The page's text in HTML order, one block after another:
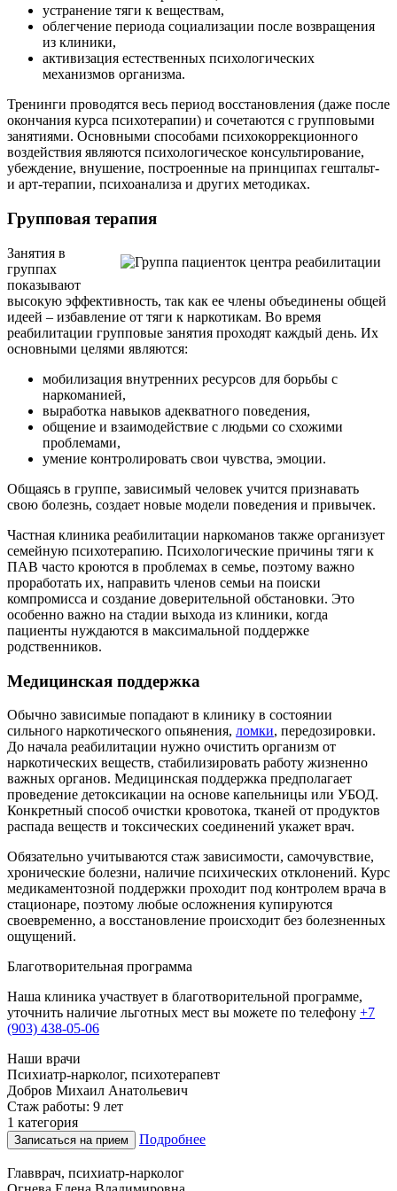
устранение тяги к веществам,
облегчение периода социализации после возвращения
из клиники,
активизация естественных психологических
механизмов организма.
Тренинги проводятся весь период восстановления (даже после
окончания курса психотерапии) и сочетаются с групповыми
занятиями. Основными способами психокоррекционного
воздействия являются психологическое консультирование,
убеждение, внушение, построенные на принципах гештальт-
и арт-терапии, психоанализа и других методиках.
Групповая терапия
Занятия в
группах
показывают
высокую эффективность, так как ее члены объединены общей
идеей – избавление от тяги к наркотикам. Во время
реабилитации групповые занятия проходят каждый день. Их
основными целями являются:
мобилизация внутренних ресурсов для борьбы с
наркоманией,
выработка навыков адекватного поведения,
общение и взаимодействие с людьми со схожими
проблемами,
умение контролировать свои чувства, эмоции.
Общаясь в группе, зависимый человек учится признавать
свою болезнь, создает новые модели поведения и привычек.
Частная клиника реабилитации наркоманов также организует
семейную психотерапию. Психологические причины тяги к
ПАВ часто кроются в проблемах в семье, поэтому важно
проработать их, направить членов семьи на поиски
компромисса и создание доверительной обстановки. Это
особенно важно на стадии выхода из клиники, когда
пациенты нуждаются в максимальной поддержке
родственников.
Медицинская поддержка
Обычно зависимые попадают в клинику в состоянии
сильного наркотического опьянения, ломки, передозировки.
До начала реабилитации нужно очистить организм от
наркотических веществ, стабилизировать работу жизненно
важных органов. Медицинская поддержка предполагает
проведение детоксикации на основе капельницы или УБОД.
Конкретный способ очистки кровотока, тканей от продуктов
распада веществ и токсических соединений укажет врач.
Обязательно учитываются стаж зависимости, самочувствие,
хронические болезни, наличие психических отклонений. Курс
медикаментозной поддержки проходит под контролем врача в
стационаре, поэтому любые осложнения купируются
своевременно, а восстановление происходит без болезненных
ощущений.
Благотворительная программа
Наша клиника участвует в благотворительной программе,
уточнить наличие льготных мест вы можете по телефону +7
(903) 438-05-06
Наши врачи
Психиатр-нарколог, психотерапевт
Добров Михаил Анатольевич
Стаж работы: 9 лет
1 категория
Записаться на прием Подробнее
Главврач, психиатр-нарколог